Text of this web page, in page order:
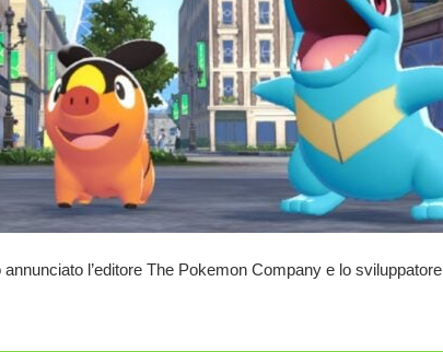
l’editore The Pokemon Company e lo sviluppatore